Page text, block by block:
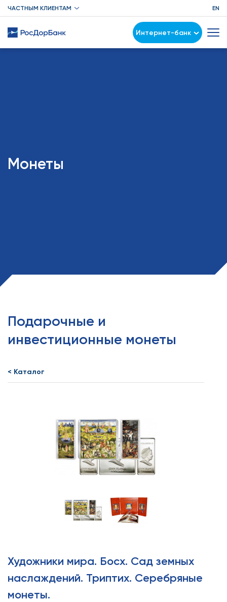
ЧАСТНЫМ КЛИЕНТАМ EN
Интернет-банк
Монеты
Подарочные и
инвестиционные монеты
< Каталог
Художники мира. Босх. Сад земных
наслаждений. Триптих. Серебряные
монеты.